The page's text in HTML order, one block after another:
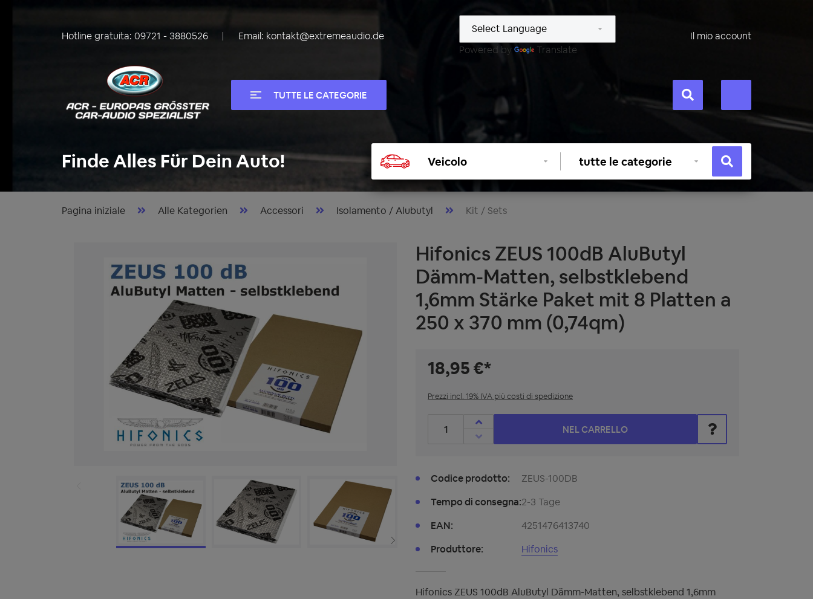
Hotline gratuita: 09721 - 3880526 Email: kontakt@extremeaudio.de
Powered by
Translate
Il mio account
TUTTE LE CATEGORIE
Finde Alles Für Dein Auto!
veicolo
Selezionare
categoria
Pagina iniziale Alle Kategorien Accessori Isolamento / Alubutyl Kit / Sets
Hifonics ZEUS 100dB AluButyl
Dämm-Matten, selbstklebend
1,6mm Stärke Paket mit 8 Platten a
250 x 370 mm (0,74qm)
18,95 €*
Prezzi incl. 19% IVA più costi di spedizione
Quantità prodotto: inserisci il valore desiderato oppure utilizza i pulsanti per aumentare
NEL CARRELLO
Codice prodotto:
ZEUS-100DB
Tempo di consegna:2-3 Tage
EAN:
4251476413740
Produttore:
Hifonics
Hifonics ZEUS 100dB AluButyl Dämm-Matten, selbstklebend 1,6mm